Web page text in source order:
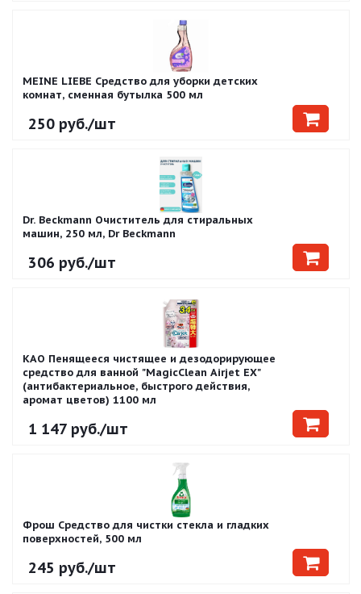
MEINE LIEBE Средство для уборки детских
комнат, сменная бутылка 500 мл
250 руб./шт
Dr. Beckmann Очиститель для стиральных
машин, 250 мл, Dr Beckmann
306 руб./шт
KAO Пенящееся чистящее и дезодорирующее
средство для ванной "MagicClean Airjet EX"
(антибактериальное, быстрого действия,
аромат цветов) 1100 мл
1 147 руб./шт
Фрош Средство для чистки стекла и гладких
поверхностей, 500 мл
245 руб./шт